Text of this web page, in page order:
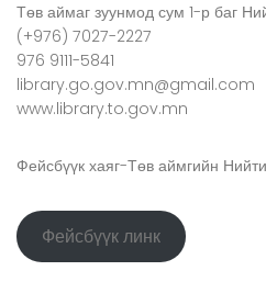
Төв аймаг зуунмод сум 1-р баг
(+976) 7027-2227
976 9111-5841
library.go.gov.mn@gmail.com
www.library.to.gov.mn
Фейсбүүк хаяг-Төв аймгийн
Фейсбүүк линк